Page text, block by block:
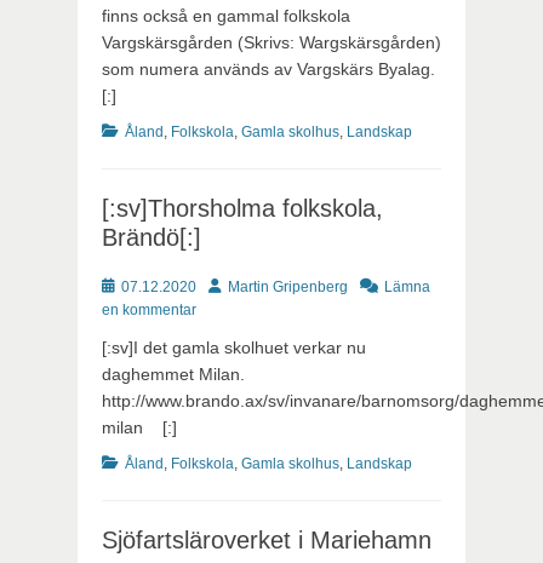
finns också en gammal folkskola
Vargskärsgården (Skrivs: Wargskärsgården)
som numera används av Vargskärs Byalag.
[:]
Kategorier
Åland , Folkskola, Gamla skolhus, Landskap
[:sv]Thorsholma folkskola,
Brändö[:]
Publicerat
07.12.2020 Författare
Martin Gripenberg
Lämna
en kommentar
[:sv]I det gamla skolhuet verkar nu
daghemmet Milan.
http://www.brando.ax/sv/invanare/barnomsorg/
milan [:]
Kategorier
Åland , Folkskola, Gamla skolhus, Landskap
Sjöfartsläroverket i Mariehamn